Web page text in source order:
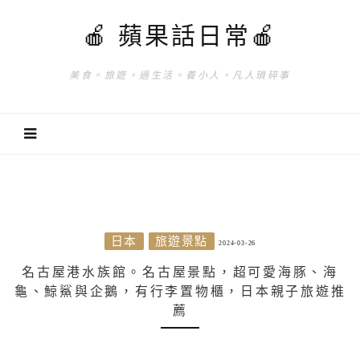
🍎 蘋果話日常🍎
美食。旅遊。過生活。養小人。凡人瑣碎事
日本 旅遊景點 2024-03-26
名古屋港水族館。名古屋景點，超可愛海豚、海
龜、鯨鯊與企鵝，有行李置物櫃，日本親子旅遊推
薦